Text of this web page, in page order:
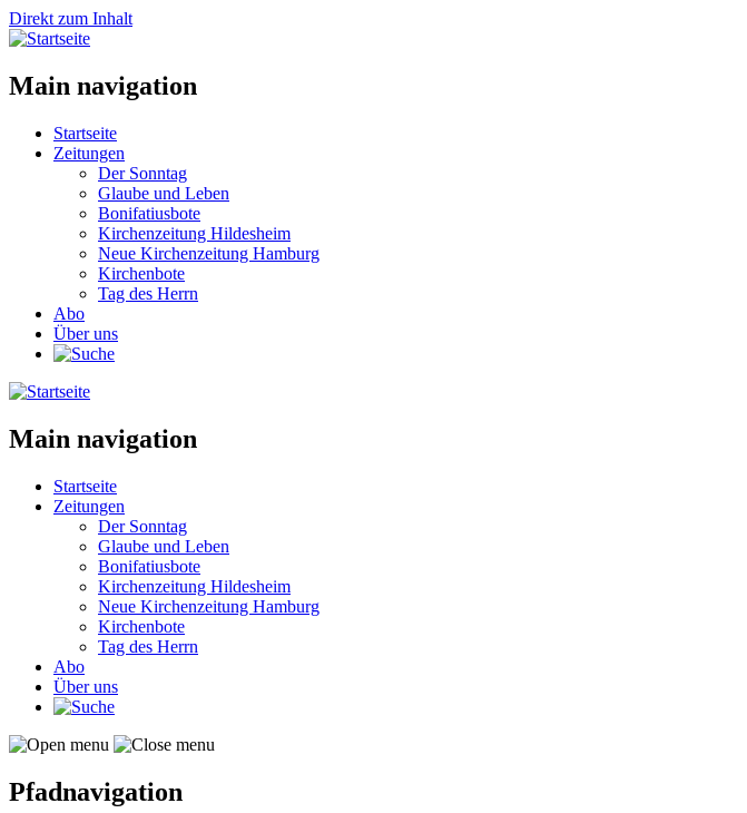
Direkt zum Inhalt
Main navigation
Startseite
Zeitungen
Der Sonntag
Glaube und Leben
Bonifatiusbote
Kirchenzeitung Hildesheim
Neue Kirchenzeitung Hamburg
Kirchenbote
Tag des Herrn
Abo
Über uns
Main navigation
Startseite
Zeitungen
Der Sonntag
Glaube und Leben
Bonifatiusbote
Kirchenzeitung Hildesheim
Neue Kirchenzeitung Hamburg
Kirchenbote
Tag des Herrn
Abo
Über uns
Pfadnavigation